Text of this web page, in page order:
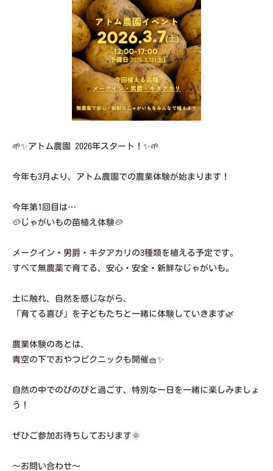
🌱✨アトム農園 2026年スタート！✨🌱
今年も3月より、アトム農園での農業体験が始まります！
今年第1回目は…
🥔じゃがいもの苗植え体験🥔
メークイン・男爵・キタアカリの3種類を植える予定です。
すべて無農薬で育てる、安心・安全・新鮮なじゃがいも。
土に触れ、自然を感じながら、
「育てる喜び」を子どもたちと一緒に体験していきます🌿
農業体験のあとは、
青空の下でおやつピクニックも開催🧺✨
自然の中でのびのびと過ごす、特別な一日を一緒に楽しみましょ
う！
ぜひご参加お待ちしております🌞
〜お問い合わせ〜